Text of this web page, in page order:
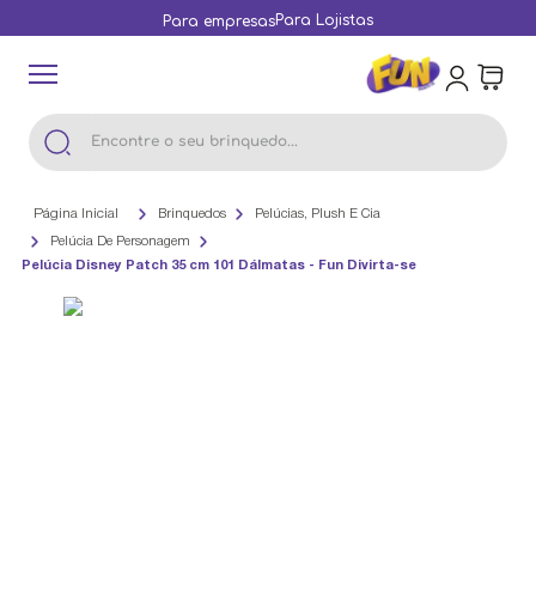
Para empresasPara Lojistas
Encontre o seu brinquedo...
Brinquedos Pelúcias, Plush E Cia
Pelúcia De Personagem
Pelúcia Disney Patch 35 cm 101 Dálmatas - Fun Divirta-se